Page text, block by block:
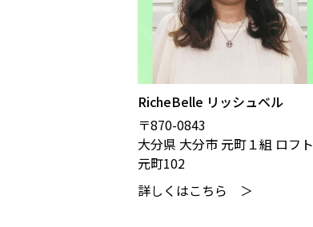
RicheBelle リッシュベル
〒870-0843
大分県 大分市 元町１組 ロフト
元町102
詳しくはこちら ＞